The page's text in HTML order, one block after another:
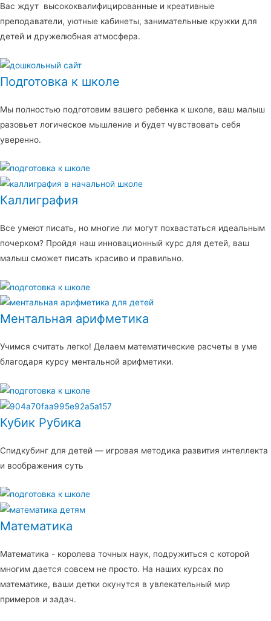
Вас ждут высококвалифицированные и креативные
преподаватели, уютные кабинеты, занимательные кружки для
детей и дружелюбная атмосфера.
Подготовка к школе
Мы полностью подготовим вашего ребенка к школе, ваш малыш
разовьет логическое мышление и будет чувствовать себя
уверенно.
Каллиграфия
Все умеют писать, но многие ли могут похвастаться идеальным
почерком? Пройдя наш инновационный курс для детей, ваш
малыш сможет писать красиво и правильно.
Ментальная арифметика
Учимся считать легко! Делаем математические расчеты в уме
благодаря курсу ментальной арифметики.
Кубик Рубика
Спидкубинг для детей — игровая методика развития интеллекта
и воображения суть
Математика
Математика - королева точных наук, подружиться с которой
многим дается совсем не просто. На наших курсах по
математике, ваши детки окунутся в увлекательный мир
примеров и задач.